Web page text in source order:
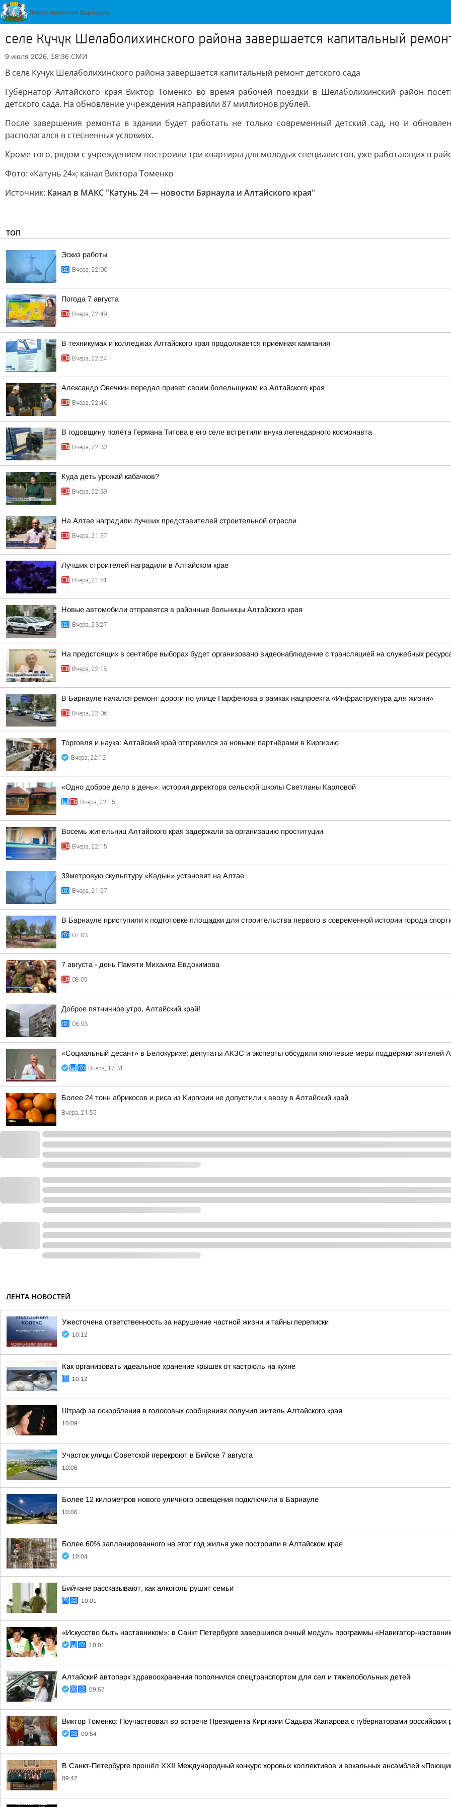
селе Кучук Шелаболихинского района завершается капитальный
9 июля 2026, 18:36 СМИ
В селе Кучук Шелаболихинского района завершается капитальный ремонт детского сада
Губернатор Алтайского края Виктор Томенко во время рабочей поездки в Шелаболихинский район
детского сада. На обновление учреждения направили 87 миллионов рублей.
После завершения ремонта в здании будет работать не только современный детский сад, но и
располагался в стесненных условиях.
Кроме того, рядом с учреждением построили три квартиры для молодых специалистов, уже работающих в
Фото: «Катунь 24»; канал Виктора Томенко
Источник: Канал в МАКС "Катунь 24 — новости Барнаула и Алтайского края"
ТОП
Эскиз работы
Вчера, 22:00
Погода 7 августа
Вчера, 22:49
В техникумах и колледжах Алтайского края продолжается приёмная кампания
Вчера, 22:24
Александр Овечкин передал привет своим болельщикам из Алтайского края
Вчера, 22:46
В годовщину полёта Германа Титова в его селе встретили внука легендарного космонавта
Вчера, 22:33
Куда деть урожай кабачков?
Вчера, 22:39
На Алтае наградили лучших представителей строительной отрасли
Вчера, 21:57
Лучших строителей наградили в Алтайском крае
Вчера, 21:51
Новые автомобили отправятся в районные больницы Алтайского края
Вчера, 23:27
На предстоящих в сентябре выборах будет организовано видеонаблюдение с трансляцией на служебных
Вчера, 22:18
В Барнауле начался ремонт дороги по улице Парфёнова в рамках нацпроекта «Инфраструктура для жизни»
Вчера, 22:06
Торговля и наука: Алтайский край отправился за новыми партнёрами в Киргизию
Вчера, 22:12
«Одно доброе дело в день»: история директора сельской школы Светланы Карловой
Вчера, 22:15
Восемь жительниц Алтайского края задержали за организацию проституции
Вчера, 22:15
39метровую скульптуру «Кадын» установят на Алтае
Вчера, 21:57
В Барнауле приступили к подготовке площадки для строительства первого в современной истории города
07:03
7 августа - день Памяти Михаила Евдокимова
08:09
Доброе пятничное утро, Алтайский край!
06:03
«Социальный десант» в Белокурихе: депутаты АКЗС и эксперты обсудили ключевые меры поддержки жителей
Вчера, 17:31
Более 24 тонн абрикосов и риса из Киргизии не допустили к ввозу в Алтайский край
Вчера, 21:55
ЛЕНТА НОВОСТЕЙ
Ужесточена ответственность за нарушение частной жизни и тайны переписки
10:12
Как организовать идеальное хранение крышек от кастрюль на кухне
10:12
Штраф за оскорбления в голосовых сообщениях получил житель Алтайского края
10:09
Участок улицы Советской перекроют в Бийске 7 августа
10:06
Более 12 километров нового уличного освещения подключили в Барнауле
10:06
Более 60% запланированного на этот год жилья уже построили в Алтайском крае
10:04
Бийчане рассказывают, как алкоголь рушит семьи
10:01
«Искусство быть наставником»: в Санкт Петербурге завершился очный модуль программы «Навигатор-
10:01
Алтайский автопарк здравоохранения пополнился спецтранспортом для сел и тяжелобольных детей
09:57
Виктор Томенко: Поучаствовал во встрече Президента Киргизии Садыра Жапарова с губернаторами российских
09:54
В Санкт-Петербурге прошёл XXII Международный конкурс хоровых коллективов и вокальных ансамблей
09:42